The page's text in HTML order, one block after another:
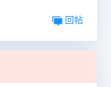
回帖